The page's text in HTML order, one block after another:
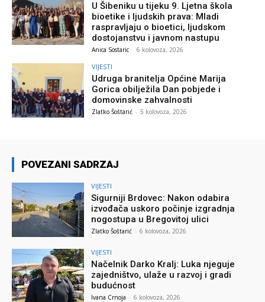
U Šibeniku u tijeku 9. Ljetna škola
bioetike i ljudskih prava: Mladi
raspravljaju o bioetici, ljudskom
dostojanstvu i javnom nastupu
Anica Sostaric - 6 kolovoza, 2026
VIJESTI
Udruga branitelja Općine Marija
Gorica obilježila Dan pobjede i
domovinske zahvalnosti
Zlatko Šoštarić - 5 kolovoza, 2026
POVEZANI SADRZAJ
VIJESTI
Sigurniji Brdovec: Nakon odabira
izvođača uskoro počinje izgradnja
nogostupa u Bregovitoj ulici
Zlatko Šoštarić - 6 kolovoza, 2026
VIJESTI
Načelnik Darko Kralj: Luka njeguje
zajedništvo, ulaže u razvoj i gradi
budućnost
Ivana Crnoja - 6 kolovoza, 2026